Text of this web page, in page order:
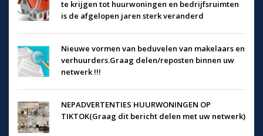
te krijgen tot huurwoningen en bedrijfsruimten
is de afgelopen jaren sterk veranderd
Nieuwe vormen van beduvelen van makelaars en
verhuurders.Graag delen/reposten binnen uw
netwerk !!!
NEPADVERTENTIES HUURWONINGEN OP
TIKTOK(Graag dit bericht delen met uw netwerk)